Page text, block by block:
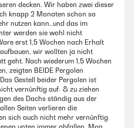
decken. Wir haben zwei dieser
knapp 2 Monaten schon so
nutzen kann..und das im
werden sie wohl nicht
erst 1,5 Wochen nach Erhalt
wir wollten ja nicht
geht. Nach wiederum 1,5 Wochen
zeigten BEIDE Pergolen
Gestell beider Pergolen ist
vernünftig auf- & zu ziehen
des Dachs ständig aus der
Seiten verlieren die
sich auch nicht mehr vernünftig